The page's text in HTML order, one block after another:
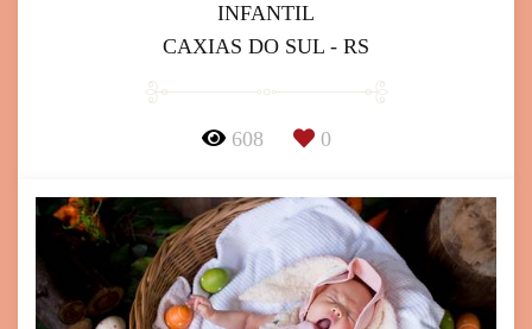
INFANTIL
CAXIAS DO SUL - RS
608 0